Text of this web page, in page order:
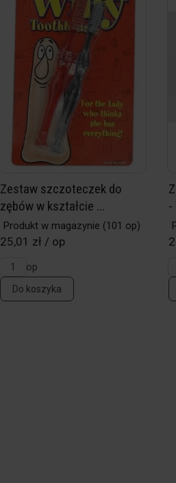
Zestaw szczoteczek do
zębów w kształcie ...
Produkt w magazynie (101 op)
25,01 zł / op
op
Do koszyka
-